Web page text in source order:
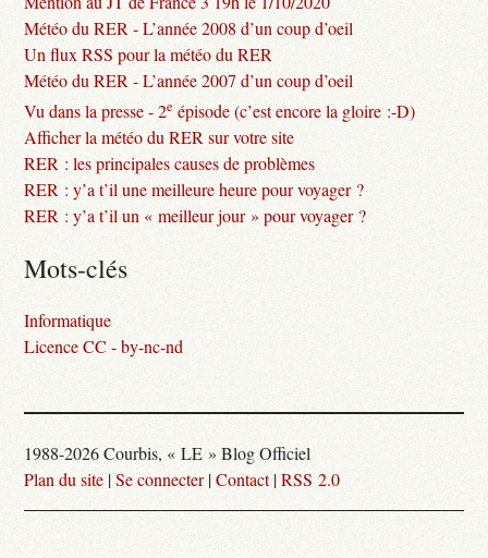
Météo du RER - L’année 2008 d’un coup d’oeil
Un flux RSS pour la météo du RER
Météo du RER - L’année 2007 d’un coup d’oeil
Vu dans la presse - 2e épisode (c’est encore la gloire :-D)
Afficher la météo du RER sur votre site
RER : les principales causes de problèmes
RER : y’a t’il une meilleure heure pour voyager ?
RER : y’a t’il un « meilleur jour » pour voyager ?
Mots-clés
Informatique
Licence CC - by-nc-nd
1988-2026 Courbis, « LE » Blog Officiel
Plan du site |Se connecter|Contact|RSS 2.0